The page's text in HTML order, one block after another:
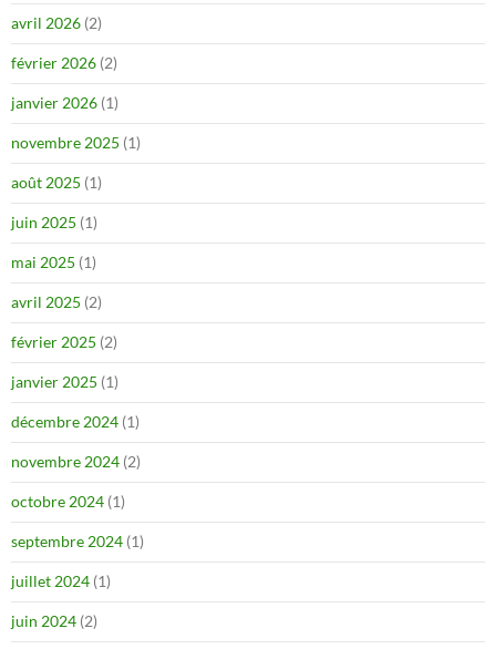
avril 2026 (2)
février 2026 (2)
janvier 2026 (1)
novembre 2025 (1)
août 2025 (1)
juin 2025 (1)
mai 2025 (1)
avril 2025 (2)
février 2025 (2)
janvier 2025 (1)
décembre 2024 (1)
novembre 2024 (2)
octobre 2024 (1)
septembre 2024 (1)
juillet 2024 (1)
juin 2024 (2)